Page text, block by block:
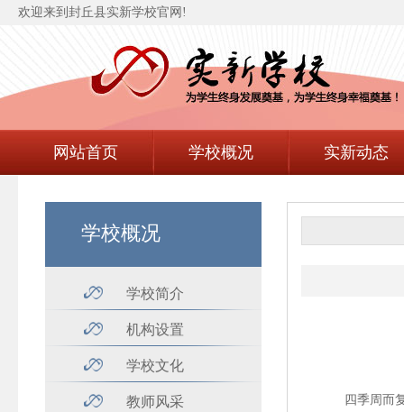
欢迎来到封丘县实新学校官网!
网站首页 学校概况 实新动态
学校概况
学校简介
机构设置
学校文化
教师风采
四季周而复